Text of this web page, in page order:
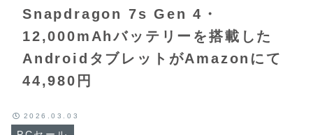
Snapdragon 7s Gen 4・
12,000mAhバッテリーを搭載した
AndroidタブレットがAmazonにて
44,980円
2026.03.03